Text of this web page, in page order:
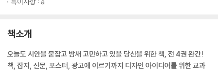
책소개
오늘도 시안을 붙잡고 밤새 고민하고 있을 당신을 위한 책, 전 4권 완간!
책, 잡지, 신문, 포스터, 광고에 이르기까지 디자인 아이디어를 위한 교과